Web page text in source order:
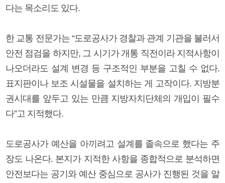
다는 목소리도 있다.
한 교통 전문가는 “도로공사가 경찰과 관계 기관을 불러서
안전 점검을 하지만, 그 시기가 개통 직전이라 지적사항이
나오더라도 설계 변경 등 구조적인 부분을 고칠 수 없다.
표지판이나 보조 시설물을 설치하는 게 고작이다. 지방분
권시대를 앞두고 있는 만큼 지방자치단체의 개입이 필수
다”고 지적했다.
도로공사가 예산을 아끼려고 설계를 졸속으로 했다는 주
장도 나온다. 본지가 지적한 사항을 종합적으로 분석하면
안전보다는 공기와 예산 중심으로 공사가 진행된 것을 알